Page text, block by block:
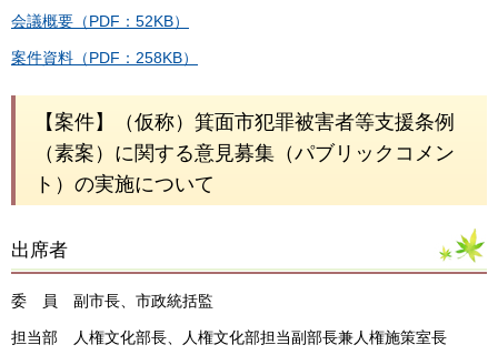
会議概要（PDF：52KB）
案件資料（PDF：258KB）
【案件】（仮称）箕面市犯罪被害者等支援条例
（素案）に関する意見募集（パブリックコメン
ト）の実施について
出席者
委 員 副市長、市政統括監
担当部 人権文化部長、人権文化部担当副部長兼人権施策室長